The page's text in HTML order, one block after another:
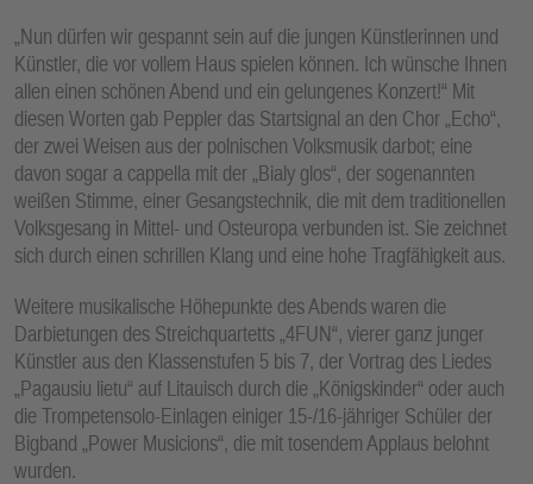
„Nun dürfen wir gespannt sein auf die jungen Künstlerinnen und
Künstler, die vor vollem Haus spielen können. Ich wünsche Ihnen
allen einen schönen Abend und ein gelungenes Konzert!“ Mit
diesen Worten gab Peppler das Startsignal an den Chor „Echo“,
der zwei Weisen aus der polnischen Volksmusik darbot; eine
davon sogar a cappella mit der „Bialy glos“, der sogenannten
weißen Stimme, einer Gesangstechnik, die mit dem traditionellen
Volksgesang in Mittel- und Osteuropa verbunden ist. Sie zeichnet
sich durch einen schrillen Klang und eine hohe Tragfähigkeit aus.
Weitere musikalische Höhepunkte des Abends waren die
Darbietungen des Streichquartetts „4FUN“, vierer ganz junger
Künstler aus den Klassenstufen 5 bis 7, der Vortrag des Liedes
„Pagausiu lietu“ auf Litauisch durch die „Königskinder“ oder auch
die Trompetensolo-Einlagen einiger 15-/16-jähriger Schüler der
Bigband „Power Musicions“, die mit tosendem Applaus belohnt
wurden.